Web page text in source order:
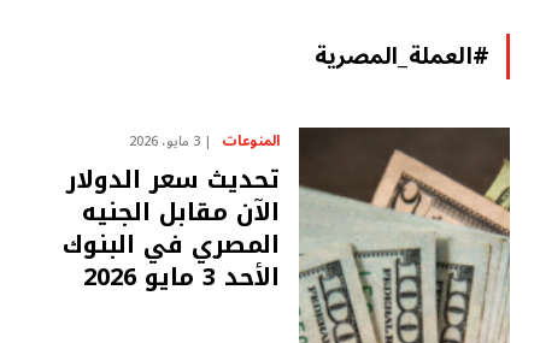
#العملة_المصرية
المنوعات 3 مايو، 2026
تحديث سعر الدولار
الآن مقابل الجنيه
المصري في البنوك
الأحد 3 مايو 2026